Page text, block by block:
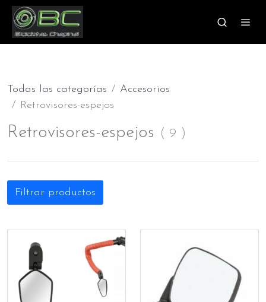
Todas las categorías
Accesorios
Retrovisores-espejos
Retrovisores-espejos ( 9 )
Filtrar productos